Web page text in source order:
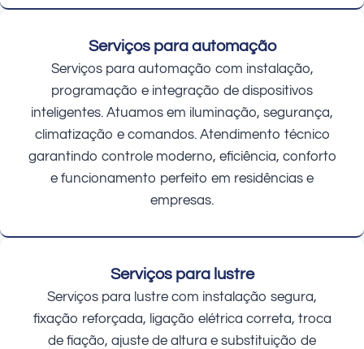
Serviços para automação
Serviços para automação com instalação,
programação e integração de dispositivos
inteligentes. Atuamos em iluminação, segurança,
climatização e comandos. Atendimento técnico
garantindo controle moderno, eficiência, conforto
e funcionamento perfeito em residências e
empresas.
Serviços para lustre
Serviços para lustre com instalação segura,
fixação reforçada, ligação elétrica correta, troca
de fiação, ajuste de altura e substituição de